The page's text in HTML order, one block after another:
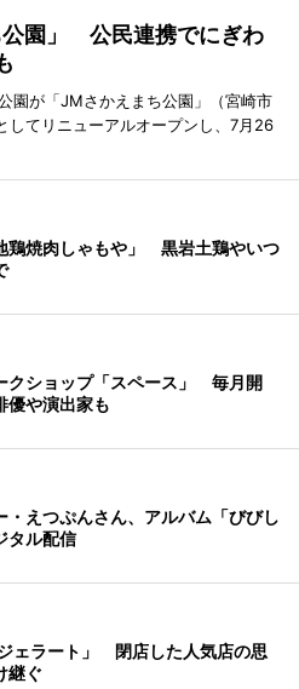
園」 公民連携でにぎわ
園が「JMさかえまち公園」（宮崎市
てリニューアルオープンし、7月26
鶏焼肉しゃもや」 黒岩土鶏やいつ
クショップ「スペース」 毎月開
優や演出家も
・えつぷんさん、アルバム「びびし
タル配信
ェラート」 閉店した人気店の思
継ぐ